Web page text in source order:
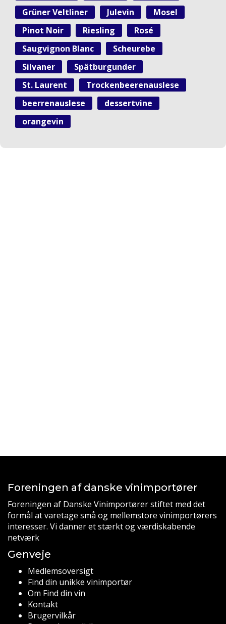
Grüner Veltliner
Julevin
Mosel
Pinot Noir
Riesling
Rosé
Saugvignon Blanc
Scheurebe
Silvaner
Spätburgunder
St. Laurent
Trockenbeerenauslese
beerrenauslese
dessertvine
orangevin
Foreningen af danske vinimportører
Foreningen af Danske Vinimportører stiftet med det
formål at varetage små og mellemstore vinimportørers
interesser. Vi danner et stærkt og værdiskabende
netværk
Genveje
Medlemsoversigt
Find din unikke vinimportør
Om Find din vin
Kontakt
Brugervilkår